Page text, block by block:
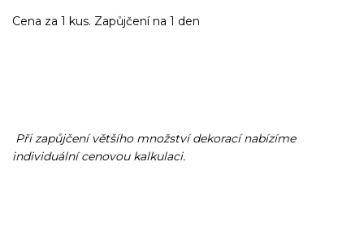
Cena za 1 kus. Zapůjčení na 1 den
Při zapůjčení většího množství dekorací nabízíme
individuální cenovou kalkulaci.